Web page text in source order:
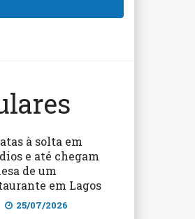
à solta em
e até chegam
de um
em Lagos
25/07/2026